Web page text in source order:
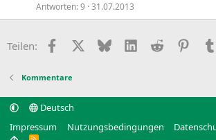
Antworten 9 31.07.2013
Teilen: Facebook BlueskyLinkedIn
Reddit
Kommentare
Deutsch
Impressum
Nutzungsbedingungen